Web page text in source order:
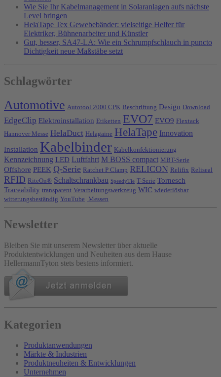
Wie Sie Ihr Kabelmanagement in Solaranlagen aufs nächste
Level bringen
HelaTape Tex Gewebebänder: vielseitige Helfer für
Elektriker, Bühnenarbeiter und Künstler
Gut, besser, SA47-LA: Wie ein Schrumpfschlauch in puncto
Dichtigkeit neue Maßstäbe setzt
Schlagwörter
Automotive Autotool 2000 CPK Beschriftung Design Download
EdgeClip Elektroinstallation Etiketten EVO7 EVO9 Flextack
Hannover Messe HelaDuct Helagaine HelaTape Innovation
Installation Kabelbinder Kabelkonfektionierung
Kennzeichnung LED Luftfahrt M BOSS compact MBT-Serie
Offshore PEEK Q-Serie Ratchet P Clamp RELICON Relifix Reliseal
RFID RiteOn® Schaltschrankbau SpeedyTie T-Serie Tornesch
Traceability transparent Verarbeitungswerkzeug WIC wiederlösbar
witterungsbeständig YouTube Messen
Newsletter
Bleiben Sie mit unserem Newsletter über aktuelle
Produktentwicklungen und Neuheiten aus dem Hause
HellermannTyton stets bestens informiert.
Kategorien
Produktanwendungen
Märkte & Industrien
Produktneuheiten & Entwicklungen
Unternehmen